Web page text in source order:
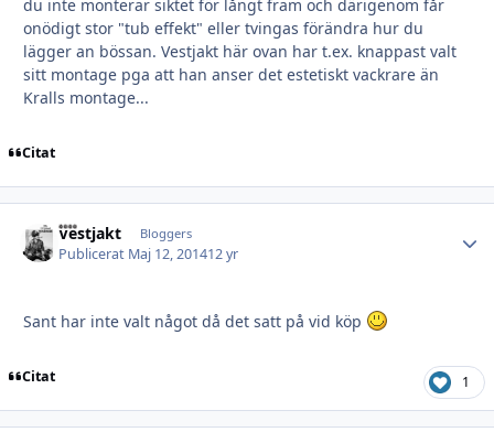
du inte monterar siktet för långt fram och därigenom får
onödigt stor "tub effekt" eller tvingas förändra hur du
lägger an bössan. Vestjakt här ovan har t.ex. knappast valt
sitt montage pga att han anser det estetiskt vackrare än
Kralls montage...
Citat
Vestjakt Bloggers
Publicerat Maj 12, 201412 yr
Sant har inte valt något då det satt på vid köp
Citat 1